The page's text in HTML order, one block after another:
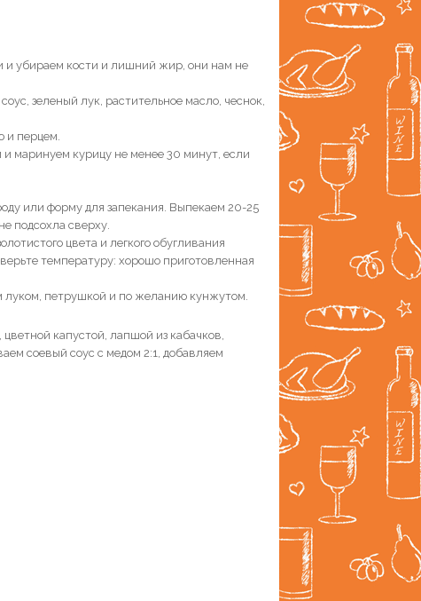
и убираем кости и лишний жир, они нам не
зеленый лук, растительное масло, чеснок,
перцем.
маринуем курицу не менее 30 минут, если
или форму для запекания. Выпекаем 20-25
подсохла сверху.
цвета и легкого обугливания
температуру: хорошо приготовленная
петрушкой и по желанию кунжутом.
капустой, лапшой из кабачков,
соевый соус с медом 2:1, добавляем